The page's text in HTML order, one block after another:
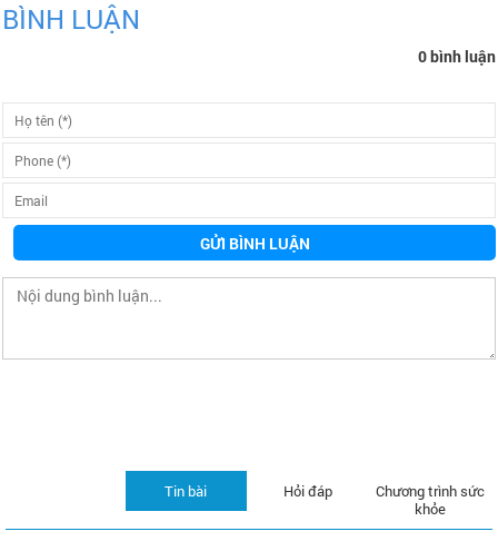
BÌNH LUẬN
0 bình luận
GỬI BÌNH LUẬN
Chương trình sức
khỏe
Hỏi đáp
Tin bài